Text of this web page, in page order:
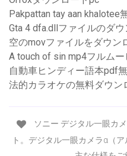
Pakpattan tay aan khalotee
Gta 4 dfa.dllファイルのダウ
空のmovファイルをダウン
A touch of sin mp4フルム
自動車ヒンディー語本pdf
法的カラオケの無料ダウン
ソニー デジタル一眼カ
ト。デジタル一眼カメラα（